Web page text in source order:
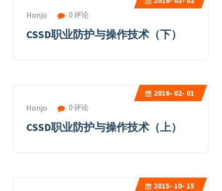
Honjo 0 评论
CSSD职业防护与操作技术（下）
2016- 02- 01
Honjo 0 评论
CSSD职业防护与操作技术（上）
2015- 10- 15